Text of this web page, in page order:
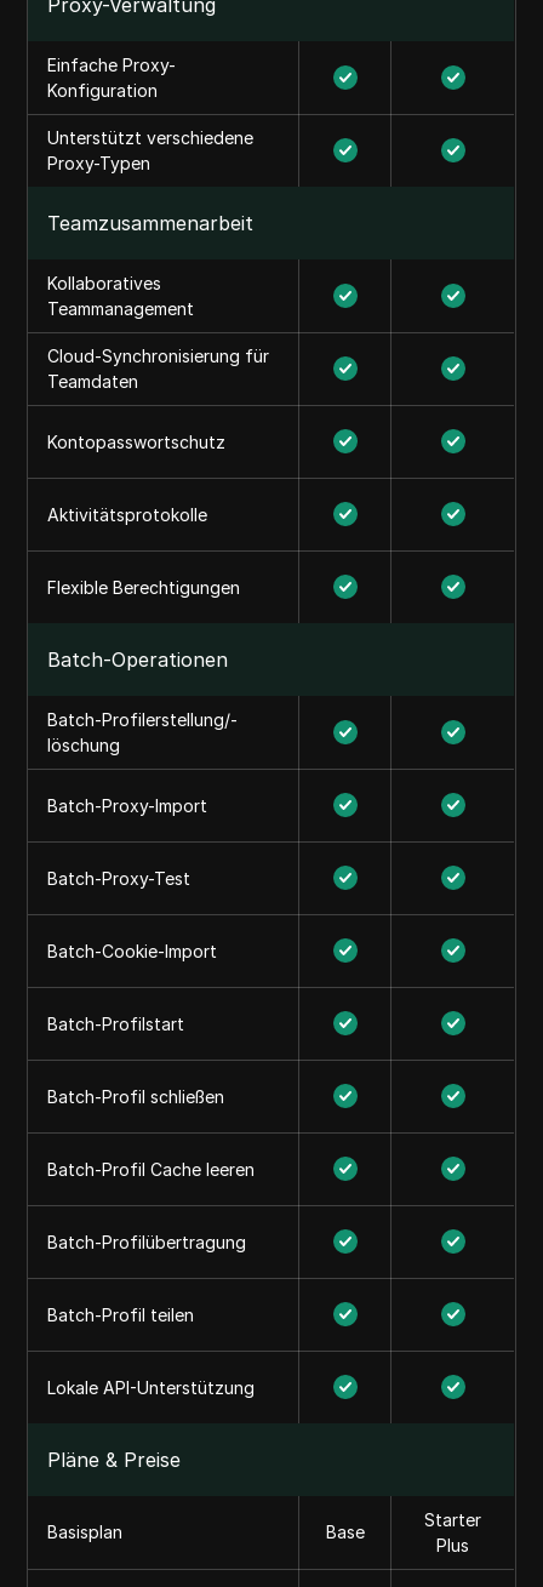
Proxy-Verwaltung
Einfache Proxy-
Konfiguration
Unterstützt verschiedene
Proxy-Typen
Teamzusammenarbeit
Kollaboratives
Teammanagement
Cloud-Synchronisierung für
Teamdaten
Kontopasswortschutz
Aktivitätsprotokolle
Flexible Berechtigungen
Batch-Operationen
Batch-Profilerstellung/-
löschung
Batch-Proxy-Import
Batch-Proxy-Test
Batch-Cookie-Import
Batch-Profilstart
Batch-Profil schließen
Batch-Profil Cache leeren
Batch-Profilübertragung
Batch-Profil teilen
Lokale API-Unterstützung
Pläne & Preise
Basisplan Base
Starter
Plus